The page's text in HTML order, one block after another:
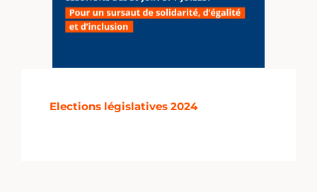
Elections législatives 2024